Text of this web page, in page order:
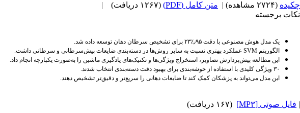
چکیده (۲۷۲۴ مشاهده) | متن کامل (PDF) (۱۲۶۷ دریافت)
|
نکات برجسته
یک مدل هوش مصنوعی با دقت ۹۵٫۲۳٪ برای تشخیص سرطان دهان توسعه داده شد.
الگوریتم
عملکرد بهتری نسبت به سایر روش‌ها در دسته‌بندی ضایعات پیش‌سرطانی و سرطانی داشت.
این مطالعه پیش‌پردازش تصاویر، استخراج ویژگی‌ها و تکنیک‌های یادگیری ماشین را به‌صورت یکپارچه انجام داد.
۳۰ ویژگی کلیدی با استفاده از خوشه‌بندی برای بهبود دقت دسته‌بندی انتخاب شدند.
این مدل می‌تواند به پزشکان کمک کند تا ضایعات دهانی را سریع‌تر و دقیق‌تر تشخیص دهند.
| فایل صوتی [MP۳] (۱۶۷ دریافت)